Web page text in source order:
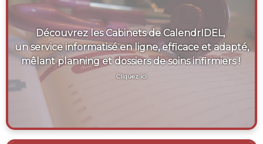
Découvrez les Cabinets de CalendrIDEL,
un service informatisé en ligne, efficace et adapté,
mêlant planning et dossiers de soins infirmiers !
Cliquez ici